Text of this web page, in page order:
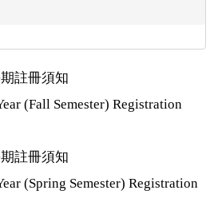
註冊須知
(Fall Semester) Registration
註冊須知
(Spring Semester) Registration